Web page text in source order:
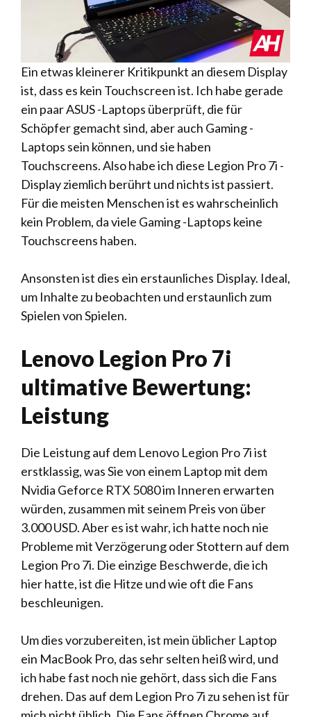
Ein etwas kleinerer Kritikpunkt an diesem Display
ist, dass es kein Touchscreen ist. Ich habe gerade
ein paar ASUS -Laptops überprüft, die für
Schöpfer gemacht sind, aber auch Gaming -
Laptops sein können, und sie haben
Touchscreens. Also habe ich diese Legion Pro 7i -
Display ziemlich berührt und nichts ist passiert.
Für die meisten Menschen ist es wahrscheinlich
kein Problem, da viele Gaming -Laptops keine
Touchscreens haben.
Ansonsten ist dies ein erstaunliches Display. Ideal,
um Inhalte zu beobachten und erstaunlich zum
Spielen von Spielen.
Lenovo Legion Pro 7i
ultimative Bewertung:
Leistung
Die Leistung auf dem Lenovo Legion Pro 7i ist
erstklassig, was Sie von einem Laptop mit dem
Nvidia Geforce RTX 5080 im Inneren erwarten
würden, zusammen mit seinem Preis von über
3.000 USD. Aber es ist wahr, ich hatte noch nie
Probleme mit Verzögerung oder Stottern auf dem
Legion Pro 7i. Die einzige Beschwerde, die ich
hier hatte, ist die Hitze und wie oft die Fans
beschleunigen.
Um dies vorzubereiten, ist mein üblicher Laptop
ein MacBook Pro, das sehr selten heiß wird, und
ich habe fast noch nie gehört, dass sich die Fans
drehen. Das auf dem Legion Pro 7i zu sehen ist für